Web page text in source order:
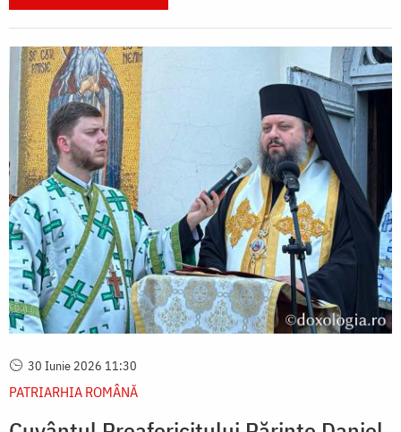
30 Iunie 2026 11:30
PATRIARHIA ROMÂNĂ